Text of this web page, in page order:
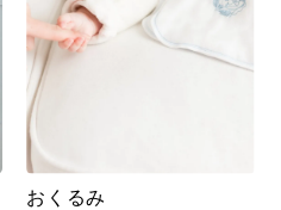
おくるみ